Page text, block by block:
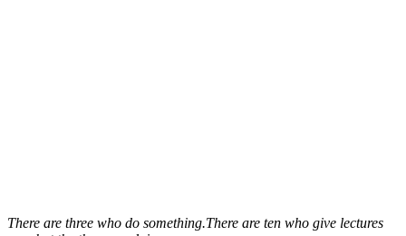
There are three who do something.There are ten who give lectures